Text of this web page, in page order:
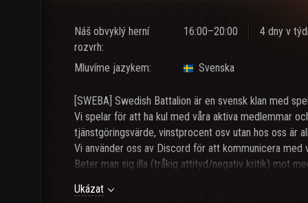
Náš obvyklý herní
rozvrh:
16:00–20:00 4 dny v
Mluvíme jazykem: Svenska
[SWEBA] Swedish Battalion är en svensk klan med
Vi spelar för att ha kul med våra aktiva medlemmar
tjänstgöringsvärde, vinstprocent osv utan hos oss är
Vi använder oss av Discord för att kommunicera med
Beter man sig illa (tråkig attityd/negativ kritik) mot
Känner ni er manade på att gå med så ansök gärna
Ukázat